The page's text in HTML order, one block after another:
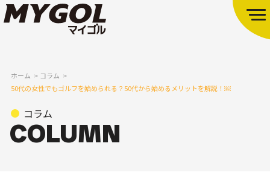
ホーム
コラム
50代の女性でもゴルフを始められる？50代から始めるメリットを解説！￼
コラム